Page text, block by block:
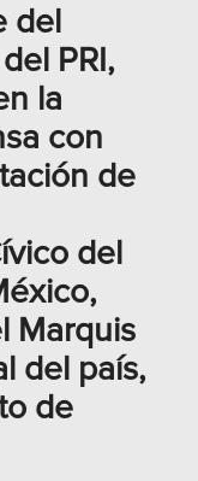
del
PRI,
la
con
de
del
Marquis
del país,
de